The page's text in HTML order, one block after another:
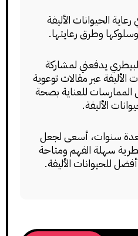
الحيوانات الأليفة
وطرق رعايتها.
يدفعني لمشاركة
الأليفة عبر مقالات توعوية
للعناية بصحة
الأليفة.
سنوات، أسعى لجعل
سهلة الفهم ومتاحة
للحيوانات الأليفة.